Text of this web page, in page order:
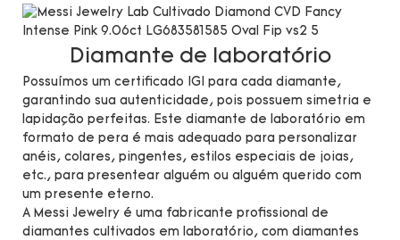
Diamante de laboratório
Possuímos um certificado IGI para cada diamante,
garantindo sua autenticidade, pois possuem simetria e
lapidação perfeitas. Este diamante de laboratório em
formato de pera é mais adequado para personalizar
anéis, colares, pingentes, estilos especiais de joias,
etc., para presentear alguém ou alguém querido com
um presente eterno.
A Messi Jewelry é uma fabricante profissional de
diamantes cultivados em laboratório, com diamantes